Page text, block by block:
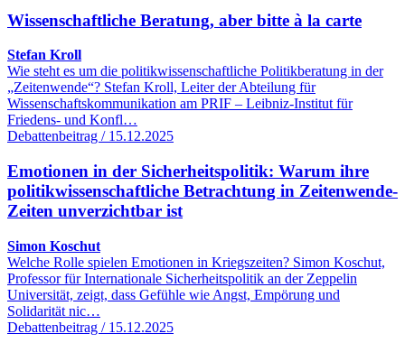
Wissenschaftliche Beratung, aber bitte à la carte
Stefan Kroll
Wie steht es um die politikwissenschaftliche Politikberatung in der
„Zeitenwende“? Stefan Kroll, Leiter der Abteilung für
Wissenschaftskommunikation am PRIF – Leibniz-Institut für
Friedens- und Konfl…
Debattenbeitrag / 15.12.2025
Emotionen in der Sicherheitspolitik: Warum ihre
politikwissenschaftliche Betrachtung in Zeitenwende-
Zeiten unverzichtbar ist
Simon Koschut
Welche Rolle spielen Emotionen in Kriegszeiten? Simon Koschut,
Professor für Internationale Sicherheitspolitik an der Zeppelin
Universität, zeigt, dass Gefühle wie Angst, Empörung und
Solidarität nic…
Debattenbeitrag / 15.12.2025